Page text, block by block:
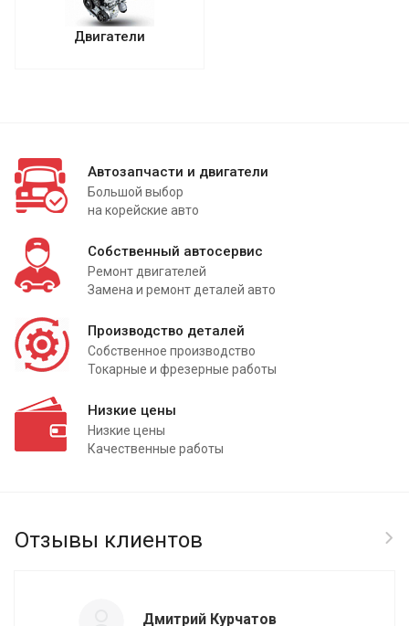
Двигатели
Автозапчасти и двигатели
Большой выбор
на корейские авто
Собственный автосервис
Ремонт двигателей
Замена и ремонт деталей авто
Производство деталей
Собственное производство
Токарные и фрезерные работы
Низкие цены
Низкие цены
Качественные работы
Отзывы клиентов
Дмитрий Курчатов